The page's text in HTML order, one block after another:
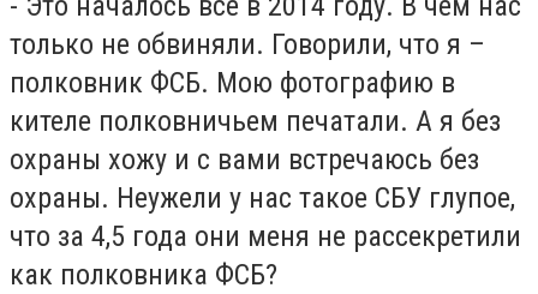
только не обвиняли. Говорили, что я –
полковник ФСБ. Мою фотографию в
кителе полковничьем печатали. А я без
охраны хожу и с вами встречаюсь без
охраны. Неужели у нас такое СБУ глупое,
что за 4,5 года они меня не рассекретили
как полковника ФСБ?